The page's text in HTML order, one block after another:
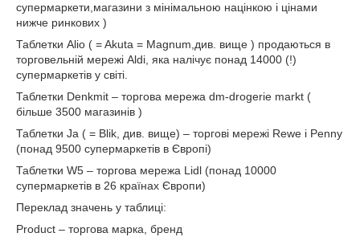
супермаркети,магазини з мінімальною націнкою і цінами
нижче ринкових )
Таблетки Alio ( = Akuta = Magnum,див. вище ) продаються в
торговельній мережі Aldi, яка налічує понад 14000 (!)
супермаркетів у світі.
Таблетки Denkmit – торгова мережа dm-drogerie markt (
більше 3500 магазинів )
Таблетки Ja ( = Blik, див. вище) – торгові мережі Rewe і Penny
(понад 9500 супермаркетів в Європі)
Таблетки W5 – торгова мережа Lidl (понад 10000
супермаркетів в 26 країнах Європи)
Переклад значень у таблиці:
Product – торгова марка, бренд